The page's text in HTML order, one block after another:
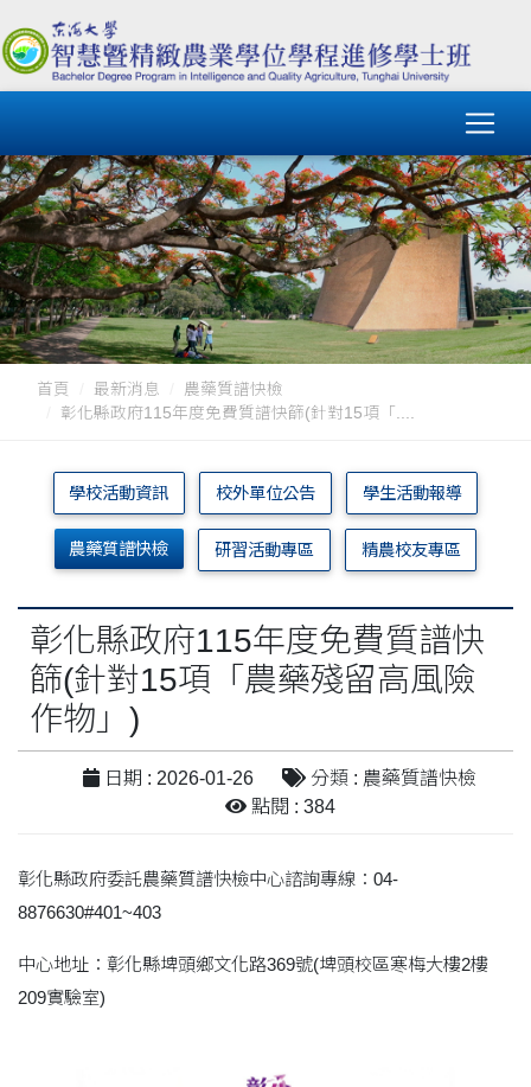
首頁 最新消息
農藥質譜快檢
彰化縣政府115年度免費質譜快篩(針對15項「....
學校活動資訊 校外單位公告 學生活動報導
農藥質譜快檢 研習活動專區 精農校友專區
彰化縣政府115年度免費質譜快
篩(針對15項「農藥殘留高風險
作物」)
日期 : 2026-01-26
分類 : 農藥質譜快檢
點閱 : 384
彰化縣政府委託農藥質譜快檢中心諮詢專線：04-
8876630#401~403
中心地址：彰化縣埤頭鄉文化路369號(埤頭校區寒梅大樓2樓
209實驗室)